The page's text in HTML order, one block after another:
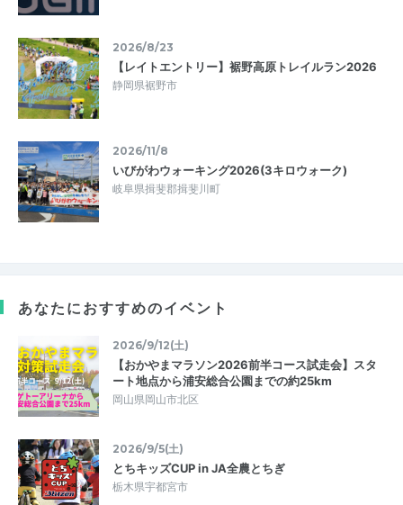
2026/8/23
【レイトエントリー】裾野高原トレイルラン2026
静岡県裾野市
2026/11/8
いびがわウォーキング2026(3キロウォーク)
岐阜県揖斐郡揖斐川町
あなたにおすすめのイベント
2026/9/12(土)
【おかやまマラソン2026前半コース試走会】スタ
ート地点から浦安総合公園までの約25km
岡山県岡山市北区
2026/9/5(土)
とちキッズCUP in JA全農とちぎ
栃木県宇都宮市